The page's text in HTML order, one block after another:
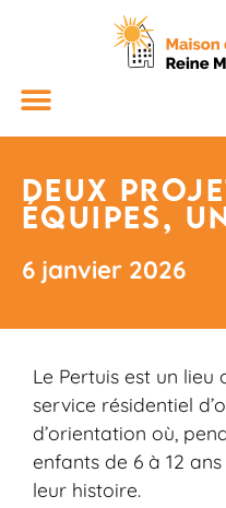
Deux
équipes,
6 janvier 2026
Le Pertuis est un lieu
service résidentiel
d’orientation où,
enfants de 6 à 12
leur histoire.